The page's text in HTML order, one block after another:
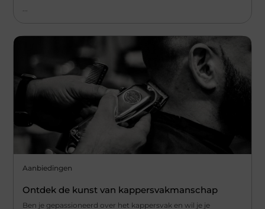
Aanbiedingen
Ontdek de kunst van kappersvakmanschap
Ben je gepassioneerd over het kappersvak en wil je je